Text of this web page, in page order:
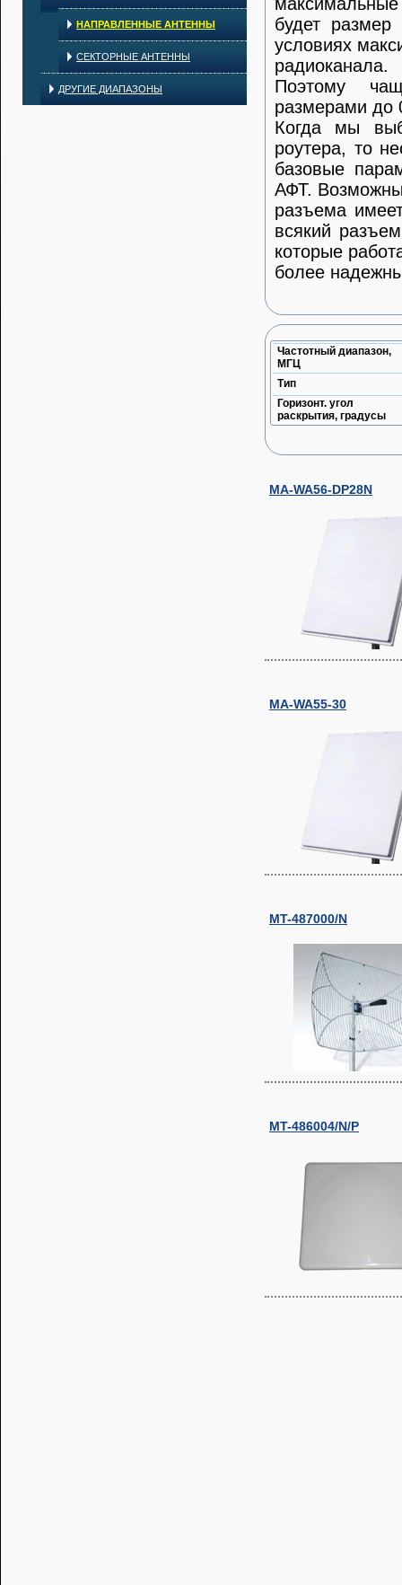
НАПРАВЛЕННЫЕ АНТЕННЫ
СЕКТОРНЫЕ АНТЕННЫ
ДРУГИЕ ДИАПАЗОНЫ
будет
условиях
радиоканала.
Поэтому
размерами до
Когда мы
роутера, то
базовые
АФТ.
разъема
всякий
которые
более
Таким
прежде
1. Рабочий
2.
3. Требуемые
Частотный диапазон,
МГЦ
Тип
Горизонт. угол
раскрытия, градусы
MA-WA56-DP28N
MA-WA55-30
MT-487000/N
MT-486004/N/P